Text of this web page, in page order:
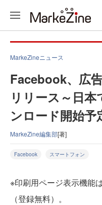
MarkeZineニュース
Facebook、広
リリース～日
ンロード開始予
MarkeZine編集部[著]
Facebook スマートフォン
※印刷用ページ表示機能
（登録無料）。